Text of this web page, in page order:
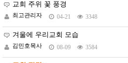
교회 주위 꽃 풍경
최고관리자 04-21 3348
겨울에 우리교회 모습
김민호목사 08-09 3584